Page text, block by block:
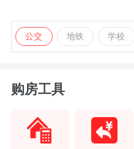
公交 地铁 学校
购房工具